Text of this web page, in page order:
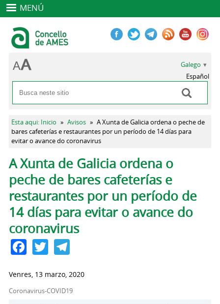
MENÚ
Formulario de busca
Buscar
Galego
Español
Vostede está aquí
Esta aqui: Inicio » Avisos » A Xunta de Galicia ordena o peche de
bares cafeterías e restaurantes por un período de 14 días para
evitar o avance do coronavirus
Pestanas principais
A Xunta de Galicia ordena o
peche de bares cafeterías e
restaurantes por un período de
14 días para evitar o avance do
coronavirus
Facebook
TwitterTelegram
Venres, 13 marzo, 2020
Coronavirus-COVID19